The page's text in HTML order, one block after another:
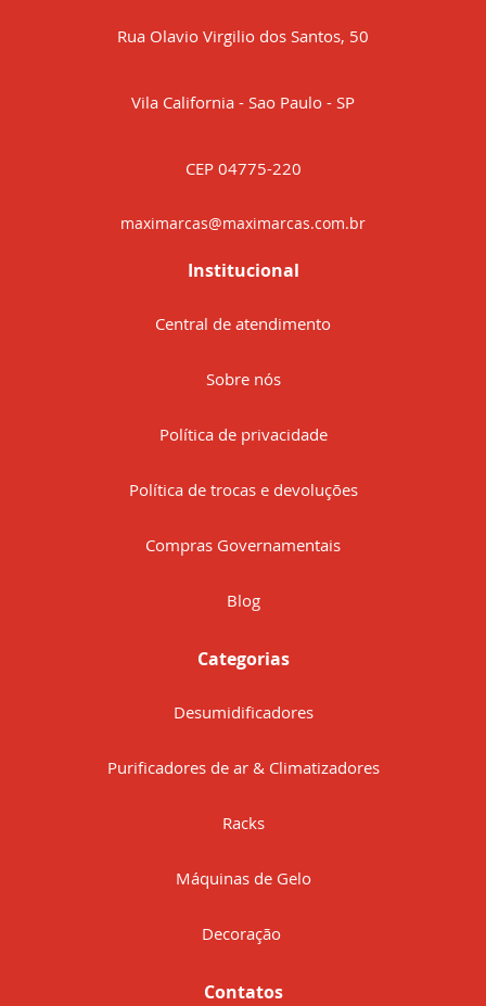
Rua Olavio Virgilio dos Santos, 50
Vila California - Sao Paulo - SP
CEP 04775-220
maximarcas@maximarcas.com.br
Institucional
Central de atendimento
Sobre nós
Política de privacidade
Política de trocas e devoluções
Compras Governamentais
Blog
Categorias
Desumidificadores
Purificadores de ar & Climatizadores
Racks
Máquinas de Gelo
Decoração
Contatos